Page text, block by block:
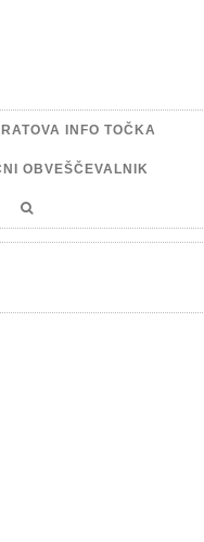
INFO TOČKA
OBVEŠČEVALNIK